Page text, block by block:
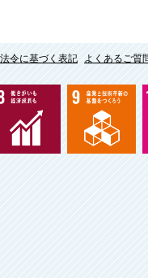
法令に基づく表記 よくあるご質